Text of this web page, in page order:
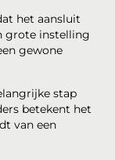
het aansluit
grote instelling
gewone
stap
betekent het
van een